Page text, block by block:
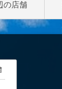
の店舗